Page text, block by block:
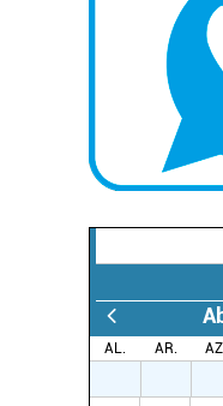
produktuak
erabiltzen dituen hauta
Bazkide batzuek ez
interes komertzial
bazkideen zerrenda,
duten interes
buruzko informazio
datuen atalean.
zure baimena
AL. AR. AZ.